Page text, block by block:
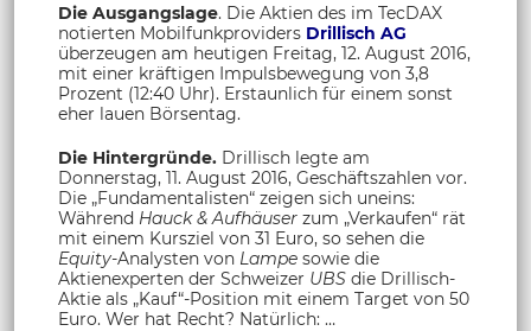
Die Ausgangslage. Die Aktien des im TecDAX
notierten Mobilfunkproviders Drillisch AG
überzeugen am heutigen Freitag, 12. August 2016,
mit einer kräftigen Impulsbewegung von 3,8
Prozent (12:40 Uhr). Erstaunlich für einem sonst
eher lauen Börsentag.
Die Hintergründe. Drillisch legte am
Donnerstag, 11. August 2016, Geschäftszahlen vor.
Die „Fundamentalisten“ zeigen sich uneins:
Während Hauck & Aufhäuser zum „Verkaufen“ rät
mit einem Kursziel von 31 Euro, so sehen die
Equity-Analysten von Lampe sowie die
Aktienexperten der Schweizer UBS die Drillisch-
Aktie als „Kauf“-Position mit einem Target von 50
Euro. Wer hat Recht? Natürlich: …